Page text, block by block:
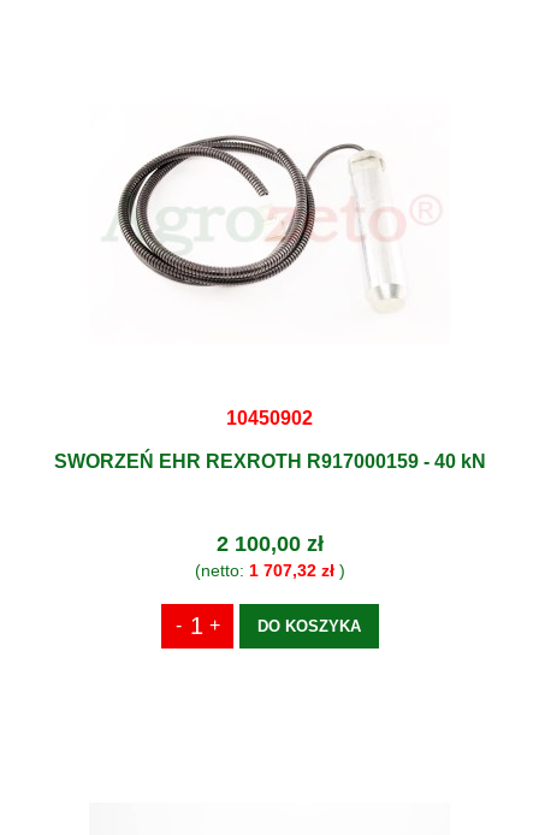
10450902
SWORZEŃ EHR REXROTH R917000159 - 40 kN
2 100,00 zł
(netto: 1 707,32 zł)
DO KOSZYKA